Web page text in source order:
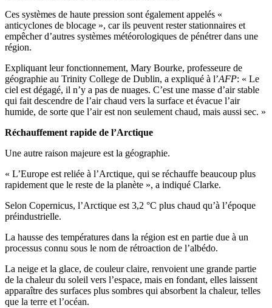
Ces systèmes de haute pression sont également appelés «
anticyclones de blocage », car ils peuvent rester stationnaires et
empêcher d’autres systèmes météorologiques de pénétrer dans une
région.
Expliquant leur fonctionnement, Mary Bourke, professeure de
géographie au Trinity College de Dublin, a expliqué à l’AFP: « Le
ciel est dégagé, il n’y a pas de nuages. C’est une masse d’air stable
qui fait descendre de l’air chaud vers la surface et évacue l’air
humide, de sorte que l’air est non seulement chaud, mais aussi sec. »
Réchauffement rapide de l’Arctique
Une autre raison majeure est la géographie.
« L’Europe est reliée à l’Arctique, qui se réchauffe beaucoup plus
rapidement que le reste de la planète », a indiqué Clarke.
Selon Copernicus, l’Arctique est 3,2 °C plus chaud qu’à l’époque
préindustrielle.
La hausse des températures dans la région est en partie due à un
processus connu sous le nom de rétroaction de l’albédo.
La neige et la glace, de couleur claire, renvoient une grande partie
de la chaleur du soleil vers l’espace, mais en fondant, elles laissent
apparaître des surfaces plus sombres qui absorbent la chaleur, telles
que la terre et l’océan.